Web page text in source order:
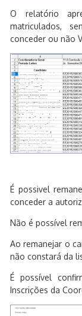
O relatório
matriculados,
conceder ou não
É possivel
conceder a
Não é possível
Ao remanejar o
não constará da
É possível
Inscrições da